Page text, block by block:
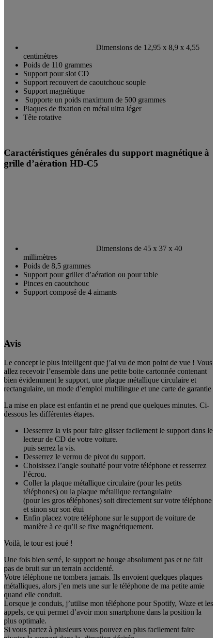
Dimensions de 12,95 x 8,9 x 4,55
centimètres
Poids de 110 grammes
Support pour slot CD
Support recouvert de caoutchouc souple
Support magnétique
Supporte un poids maximum de 500 grammes
Plaques de fixation en métal ultra léger
Tête rotative
Caractéristiques générales du support magnétique à
grille d’aération HD-C5
Dimensions de 45 x 37 x 40
millimètres
Poids de 8,5 grammes
Support pour griller d’aération ou pour table
Pinces en caoutchouc
Support composé de 4 aimants
Avis
Le concept le plus intelligent que j’ai vu de mon point de vue ! Vous
allez recevoir l’ensemble dans une petite boite cartonnée contenant
bien évidemment le support, une plaque métallique circulaire et
rectangulaire, un mode d’emploi multilingue et une carte de garantie
La mise en place est enfantin et ne prend que quelques minutes. Ci-
dessous les différentes étapes.
Desserrez la vis pour faire glisser facilement le support dans le
lecteur de CD de votre voiture.
puis serrez la vis.
Desserrez le verrou de pivot du support.
Choisissez l’angle souhaité pour votre téléphone et resserrez
l’écrou.
Coller la plaque métallique circulaire (pour les petits
téléphones) ou la plaque métallique rectangulaire
(pour les gros téléphones) soit directement sur votre téléphone
et sinon sur son étui
Enfin placez votre téléphone sur le support de voiture de
manière à ce qu’il se fixe magnétiquement.
Voilà, le tour est joué !
Une fois bien serré, le support ne bouge absolument pas et ne fait
pas de bruit sur un terrain accidenté.
Votre téléphone ne tombera jamais. Ils envoient quelques plaques
métalliques, alors j’en mets une sur le téléphone de ma petite amie
quand elle conduit.
Lorsque je conduis, j’utilise mon téléphone pour Spotify, Waze et les
appels, ce qui permet d’avoir mon smartphone dans la position la
plus optimale.
Si vous partez à plusieurs vous pouvez en plus facilement faire